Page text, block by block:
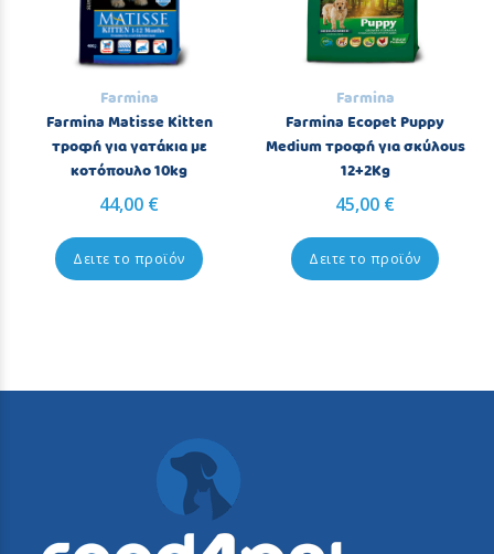
Farmina
Farmina Matisse Kitten
τροφή για γατάκια με
κοτόπουλο 10kg
44,00 €
Δειτε το προϊόν
Farmina
Farmina Ecopet Puppy
Medium τροφή για σκύλους
12+2Kg
45,00 €
Δειτε το προϊόν